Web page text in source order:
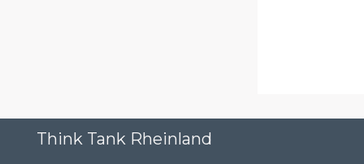
Think Tank Rheinland